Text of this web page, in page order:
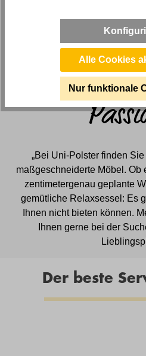
„Möbel
„Bei Uni-Polster finden
maßgeschneiderte Möbel. Ob
zentimetergenau geplante
gemütliche Relaxsessel: Es
Ihnen nicht bieten können.
Ihnen gerne bei der
Der beste
Alle Cookies
Nur funktionale